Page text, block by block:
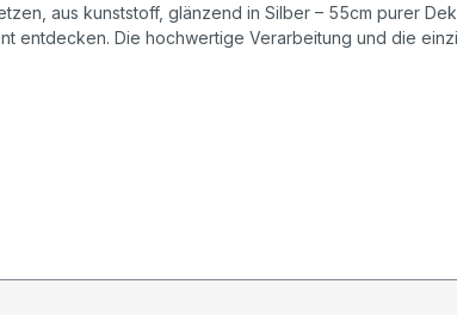
aus kunststoff, glänzend in Silber – 55cm purer
entdecken. Die hochwertige Verarbeitung und die